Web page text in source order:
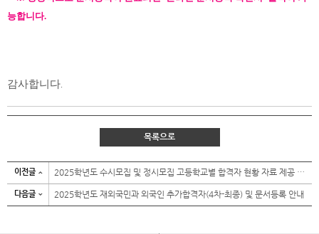
능합니다.
감사합니다.
목록으로
이전글 2025학년도 수시모집 및 정시모집 고등학교별 합격자 현황 자료 제공 안내
다음글 2025학년도 재외국민과 외국인 추가합격자(4차-최종) 및 문서등록 안내